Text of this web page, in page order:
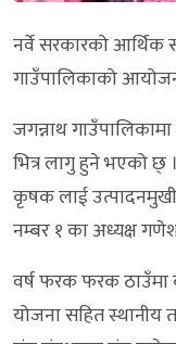
नर्वे सरकारको आर्थिक
गाउँपालिकाको
जगन्नाथ
भित्र लागु हुने भएको छ्
कृषक लाई
नम्बर १ का अध्यक्ष
वर्ष फरक फरक
योजना सहित स्थानीय